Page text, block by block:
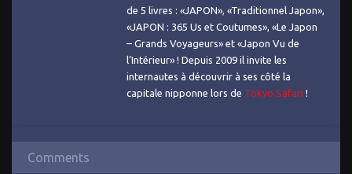
de 5 livres : «JAPON», «Traditionnel Japon»,
«JAPON : 365 Us et Coutumes», «Le Japon
– Grands Voyageurs» et «Japon Vu de
l’Intérieur» ! Depuis 2009 il invite les
internautes à découvrir à ses côté la
capitale nipponne lors de Tokyo Safari !
Comments